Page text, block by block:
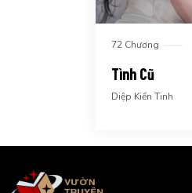
72 Chương
Tình Cũ
Diệp Kiến Tinh